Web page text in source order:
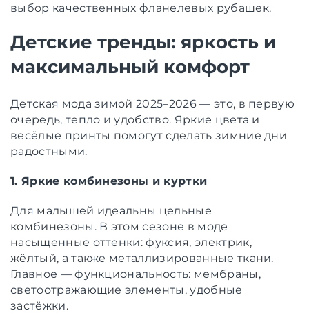
выбор качественных фланелевых рубашек.
Детские тренды: яркость и
максимальный комфорт
Детская мода зимой 2025–2026 — это, в первую
очередь, тепло и удобство. Яркие цвета и
весёлые принты помогут сделать зимние дни
радостными.
1. Яркие комбинезоны и куртки
Для малышей идеальны цельные
комбинезоны. В этом сезоне в моде
насыщенные оттенки: фуксия, электрик,
жёлтый, а также металлизированные ткани.
Главное — функциональность: мембраны,
светоотражающие элементы, удобные
застёжки.